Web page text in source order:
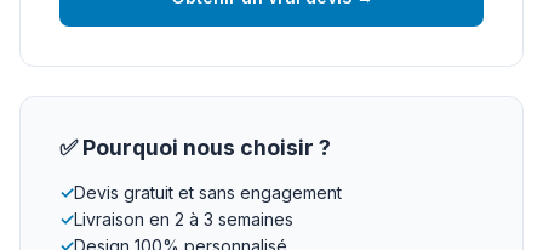
✅ Pourquoi nous choisir ?
✓Devis gratuit et sans engagement
✓Livraison en 2 à 3 semaines
✓Design 100% personnalisé